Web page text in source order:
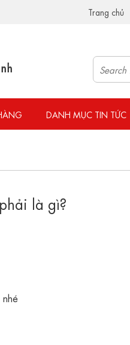
Trang chủ
DANH MỤC TIN TỨC
là gì?